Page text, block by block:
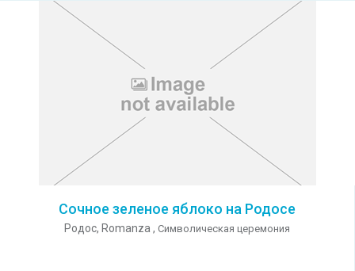
Сочное зеленое яблоко на Родосе
Родос, Romanza , Символическая церемония